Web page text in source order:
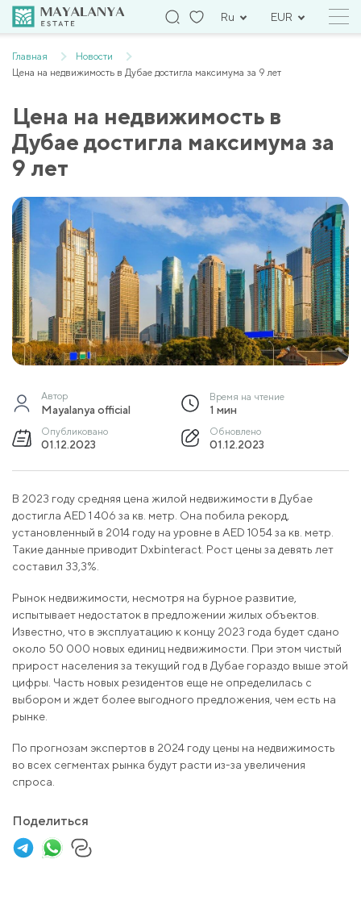
Ru EUR
Главная
Новости
Цена на недвижимость в Дубае достигла максимума за 9 лет
Цена на недвижимость в
Дубае достигла максимума за
9 лет
Автор
Mayalanya official
Время на чтение
1 мин
Опубликовано
01.12.2023
Обновлено
01.12.2023
В 2023 году средняя цена жилой недвижимости в Дубае
достигла AED 1 406 за кв. метр. Она побила рекорд,
установленный в 2014 году на уровне в AED 1054 за кв. метр.
Такие данные приводит Dxbinteract. Рост цены за девять лет
составил 33,3%.
Рынок недвижимости, несмотря на бурное развитие,
испытывает недостаток в предложении жилых объектов.
Известно, что в эксплуатацию к концу 2023 года будет сдано
около 50 000 новых единиц недвижимости. При этом чистый
прирост населения за текущий год в Дубае гораздо выше этой
цифры. Часть новых резидентов еще не определилась с
выбором и ждет более выгодного предложения, чем есть на
рынке.
По прогнозам экспертов в 2024 году цены на недвижимость
во всех сегментах рынка будут расти из-за увеличения
спроса.
Поделиться